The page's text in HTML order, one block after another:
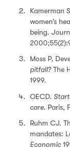
Kamerman
women’s
being.
Moss P,
pitfall? The
1999.
OECD.
care. Paris,
Ruhm CJ.
mandates:
Economic